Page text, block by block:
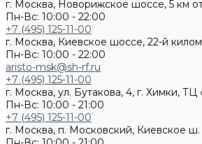
г. Москва, Новорижское шоссе, 5 км
Пн-Вс: 10:00 - 22:00
+7 (495) 125-11-00
г. Москва, Киевское шоссе, 22-й
Пн-Вс: 10:00 - 22:00
aristo-msk@sh-rf.ru
+7 (495) 125-11-00
г. Москва, ул. Бутакова, 4, г. Химки, ТЦ
Пн-Вс: 10:00 - 21:00
+7 (495) 125-11-00
г. Москва, п. Московский, Киевское